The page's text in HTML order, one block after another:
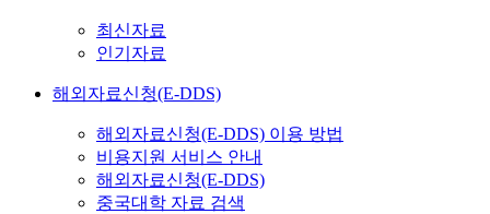
최신자료
인기자료
해외자료신청(E-DDS)
해외자료신청(E-DDS) 이용 방법
비용지원 서비스 안내
해외자료신청(E-DDS)
중국대학 자료 검색